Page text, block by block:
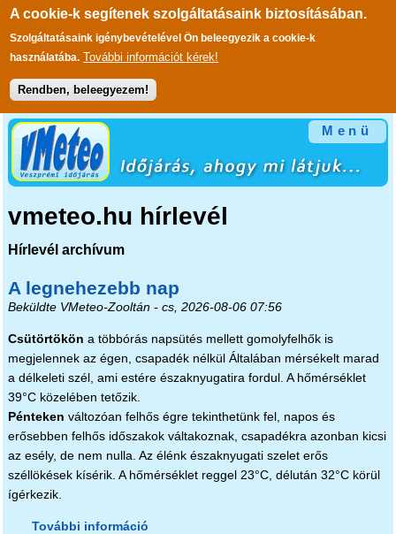
A cookie-k segítenek szolgáltatásaink biztosításában.
Szolgáltatásaink igénybevételével Ön beleegyezik a cookie-k
használatába. További információt kérek!
Rendben, beleegyezem!
Ugrás a tartalomra
Menü
vmeteo.hu hírlevél
Hírlevél archívum
A legnehezebb nap
Beküldte VMeteo-Zooltán- cs, 2026-08-06 07:56
Csütörtökön a többórás napsütés mellett gomolyfelhők is
megjelennek az égen, csapadék nélkül Általában mérsékelt marad
a délkeleti szél, ami estére északnyugatira fordul. A hőmérséklet
39°C közelében tetőzik.
Pénteken változóan felhős égre tekinthetünk fel, napos és
erősebben felhős időszakok váltakoznak, csapadékra azonban kicsi
az esély, de nem nulla. Az élénk északnyugati szelet erős
széllökések kísérik. A hőmérséklet reggel 23°C, délután 32°C körül
ígérkezik.
További információ